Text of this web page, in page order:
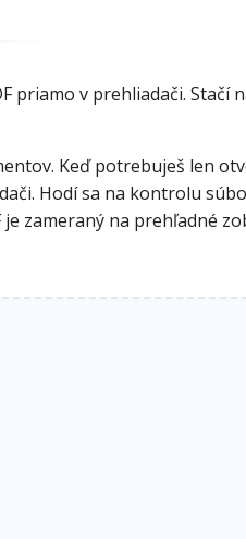
priamo v prehliadači. Stačí
Keď potrebuješ len
Hodí sa na kontrolu
zameraný na prehľadné